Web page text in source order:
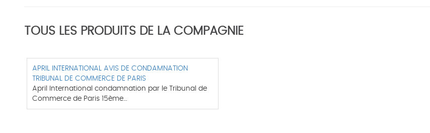
TOUS LES PRODUITS DE LA COMPAGNIE
APRIL INTERNATIONAL AVIS DE CONDAMNATION
TRIBUNAL DE COMMERCE DE PARIS
April International condamnation par le Tribunal de
Commerce de Paris 15ème…